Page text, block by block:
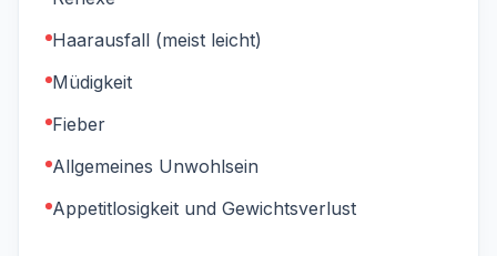
Haarausfall (meist leicht)
Müdigkeit
Fieber
Allgemeines Unwohlsein
Appetitlosigkeit und Gewichtsverlust